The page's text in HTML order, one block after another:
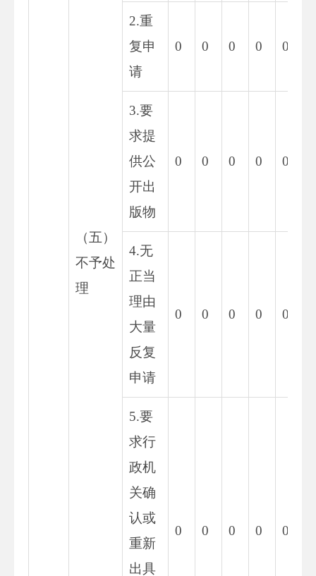
（五）
不予处
理
2.重
复申
请
0 0 0 0 0
3.要
求提
供公
开出
版物
0 0 0 0 0
4.无
正当
理由
大量
反复
申请
0 0 0 0 0
5.要
求行
政机
关确
认或
重新
出具
0 0 0 0 0